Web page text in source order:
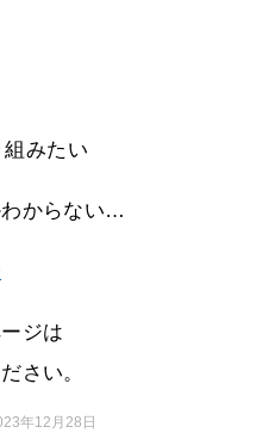
みたい
からない…
ジは
さい。
年12月28日